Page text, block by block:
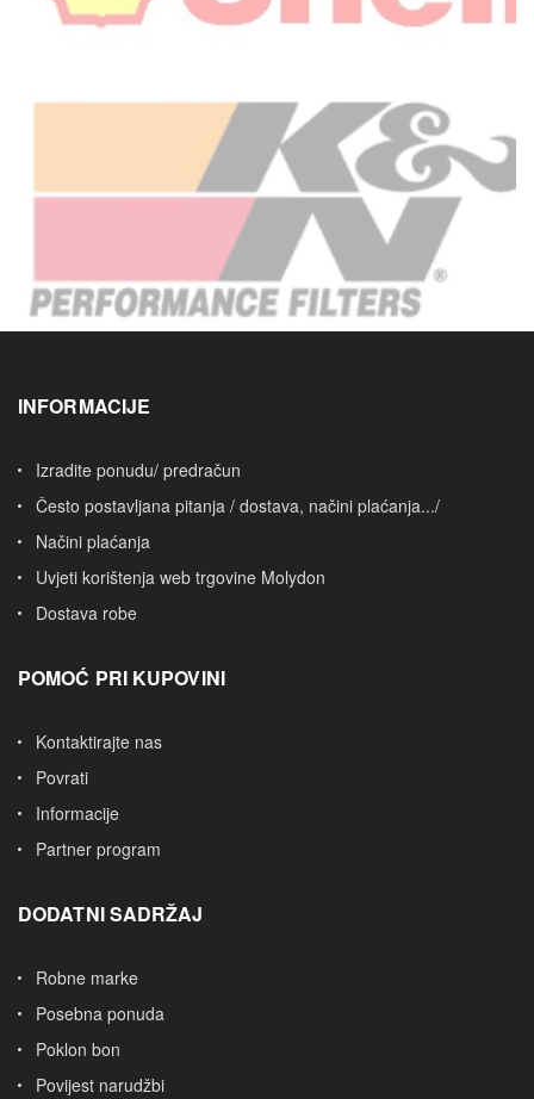
INFORMACIJE
Izradite ponudu/ predračun
Često postavljana pitanja / dostava, načini plaćanja.../
Načini plaćanja
Uvjeti korištenja web trgovine Molydon
Dostava robe
POMOĆ PRI KUPOVINI
Kontaktirajte nas
Povrati
Informacije
Partner program
DODATNI SADRŽAJ
Robne marke
Posebna ponuda
Poklon bon
Povijest narudžbi